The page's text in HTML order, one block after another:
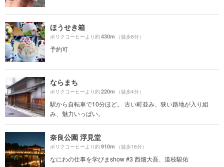
ほうせき箱
ボリクコーヒーより約430m （徒歩8分）
予約可
ならまち
ボリクコーヒーより約220m （徒歩4分）
駅から自転車で10分ほど。 古い町並み、狭い路地が入り組
み、魅力いっぱい。
奈良公園 浮見堂
ボリクコーヒーより約910m （徒歩16分）
なにわの仕事を学びまshow #3 西畑大吾、道枝駿佑